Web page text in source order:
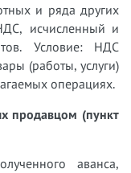
и ряда других
исчисленный и
Условие: НДС
(работы, услуги)
операциях.
продавцом (пункт
аванса,